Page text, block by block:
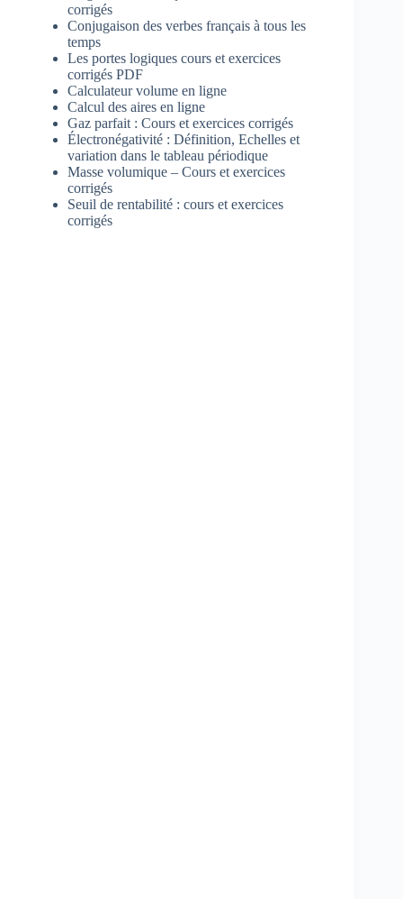
corrigés
Conjugaison des verbes français à tous les
temps
Les portes logiques cours et exercices
corrigés PDF
Calculateur volume en ligne
Calcul des aires en ligne
Gaz parfait : Cours et exercices corrigés
Électronégativité : Définition, Echelles et
variation dans le tableau périodique
Masse volumique – Cours et exercices
corrigés
Seuil de rentabilité : cours et exercices
corrigés